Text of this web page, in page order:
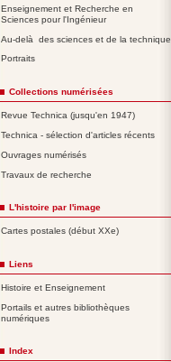
Enseignement et Recherche en
Sciences pour l'Ingénieur
Au-delà des sciences et de la technique
Portraits
Collections numérisées
Revue Technica (jusqu'en 1947)
Technica - sélection d'articles récents
Ouvrages numérisés
Travaux de recherche
L'histoire par l'image
Cartes postales (début XXe)
Liens
Histoire et Enseignement
Portails et autres bibliothèques
numériques
Index